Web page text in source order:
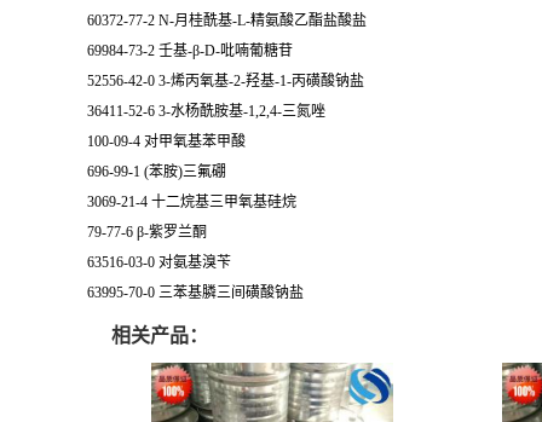
60372-77-2 N-月桂酰基-L-精氨酸乙酯盐酸盐
69984-73-2 壬基-β-D-吡喃葡糖苷
52556-42-0 3-烯丙氧基-2-羟基-1-丙磺酸钠盐
36411-52-6 3-水杨酰胺基-1,2,4-三氮唑
100-09-4 对甲氧基苯甲酸
696-99-1 (苯胺)三氟硼
3069-21-4 十二烷基三甲氧基硅烷
79-77-6 β-紫罗兰酮
63516-03-0 对氨基溴苄
63995-70-0 三苯基膦三间磺酸钠盐
相关产品：